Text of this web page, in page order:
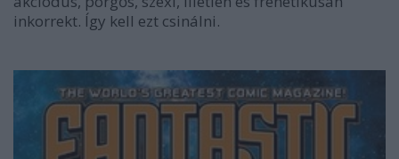
inkorrekt. Így kell ezt csinálni.